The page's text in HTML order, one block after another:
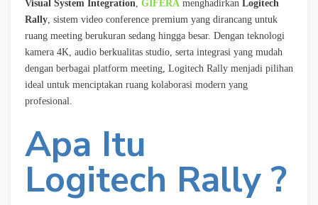
Visual System Integration GIFERA menghadirkan Logitech
Rally , sistem video conference premium yang dirancang untuk
ruang meeting berukuran sedang hingga besar. Dengan teknologi
kamera 4K, audio berkualitas studio, serta integrasi yang mudah
dengan berbagai platform meeting, Logitech Rally menjadi pilihan
ideal untuk menciptakan ruang kolaborasi modern yang
profesional.
Apa Itu
Logitech Rally ?